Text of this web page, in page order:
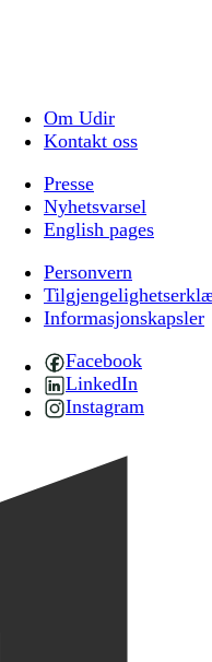
Om Udir
Kontakt oss
Presse
Nyhetsvarsel
English pages
Personvern
Informasjonskapsler
Facebook
LinkedIn
Instagram